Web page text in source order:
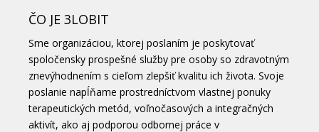
ČO JE 3LOBIT
Sme organizáciou, ktorej poslaním je poskytovať
spoločensky prospešné služby pre osoby so zdravotným
znevýhodnením s cieľom zlepšiť kvalitu ich života. Svoje
poslanie napĺňame prostredníctvom vlastnej ponuky
terapeutických metód, voľnočasových a integračných
aktivít, ako aj podporou odbornej práce v